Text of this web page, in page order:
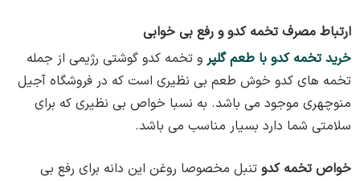
ارتباط مصرف تخمه کدو و رفع بی خوابی
خرید تخمه کدو با طعم گلپر و تخمه کدو گوشتی رژیمی از جمله
تخمه های کدو خوش طعم بی نظیری است که در فروشگاه آجیل
منوچهری موجود می باشد. به نسبا خواص بی نظیری که برای
سلامتی شما دارد بسیار مناسب می باشد.
خواص تخمه کدو تنبل مخصوصا روغن این دانه برای رفع بی